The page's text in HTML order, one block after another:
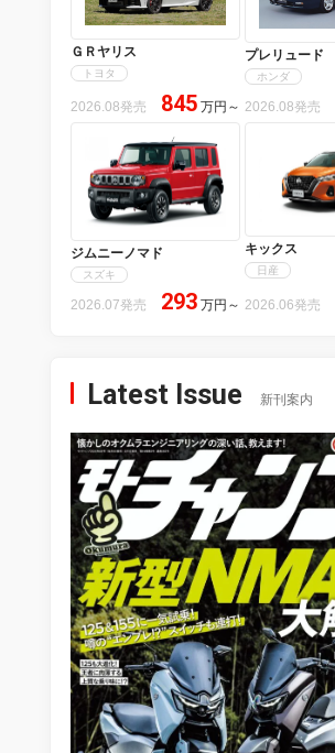
ＧＲヤリス
トヨタ
2026.08発売 845 万円 ～
プレリュード
ホンダ
2026.08発売
ジムニーノマド
スズキ
2026.07発売 293 万円 ～
キックス
日産
2026.06発売
Latest Issue 新刊案内